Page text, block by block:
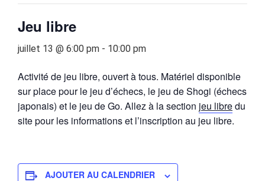
Jeu libre
juillet 13 @ 6:00 pm - 10:00 pm
Activité de jeu libre, ouvert à tous. Matériel disponible
sur place pour le jeu d’échecs, le jeu de Shogi (échecs
japonais) et le jeu de Go. Allez à la section jeu libredu
site pour les informations et l’inscription au jeu libre.
AJOUTER AU CALENDRIER